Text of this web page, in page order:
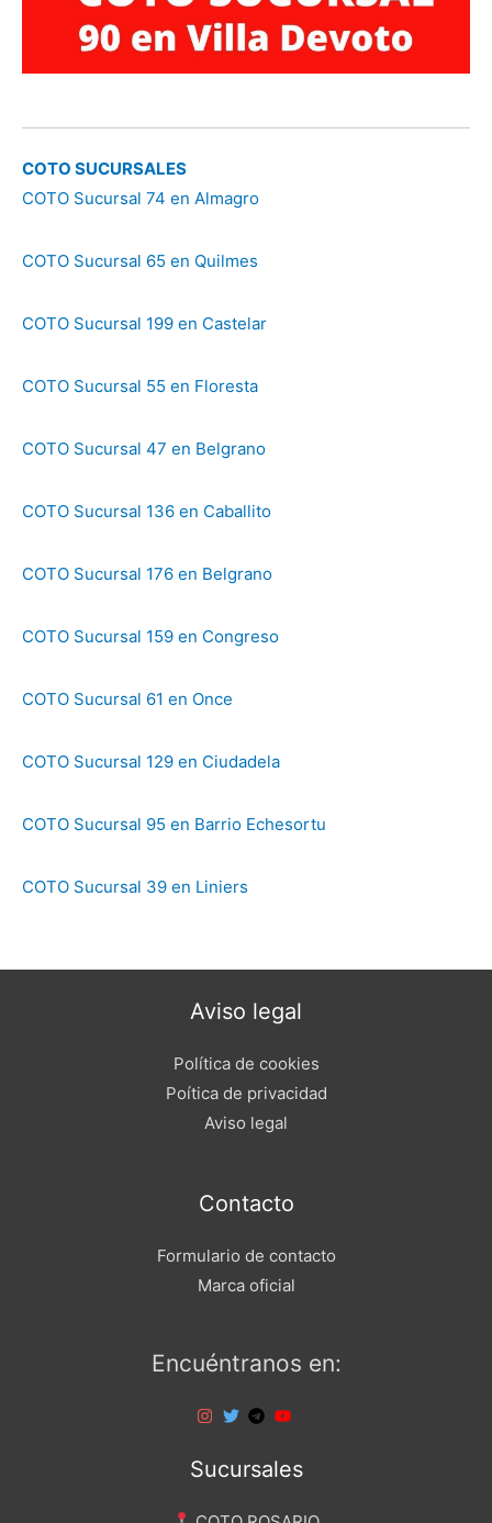
COTO SUCURSALES
COTO Sucursal 74 en Almagro
COTO Sucursal 65 en Quilmes
COTO Sucursal 199 en Castelar
COTO Sucursal 55 en Floresta
COTO Sucursal 47 en Belgrano
COTO Sucursal 136 en Caballito
COTO Sucursal 176 en Belgrano
COTO Sucursal 159 en Congreso
COTO Sucursal 61 en Once
COTO Sucursal 129 en Ciudadela
COTO Sucursal 95 en Barrio Echesortu
COTO Sucursal 39 en Liniers
Aviso legal
Política de cookies
Poítica de privacidad
Aviso legal
Contacto
Formulario de contacto
Marca oficial
Encuéntranos en:
Sucursales